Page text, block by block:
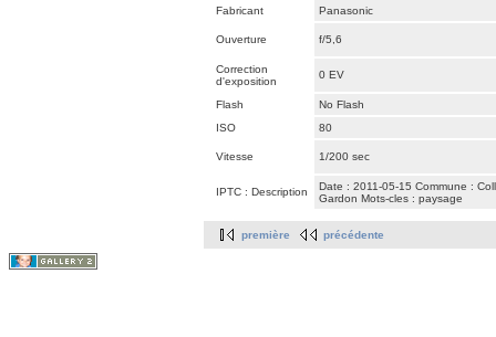
Fabricant
Panasonic
Ouverture f/5,6
Correction
d'exposition
0 EV
Flash
No Flash
ISO
80
Vitesse 1/200 sec
IPTC : Description
Date : 2011-05-15 Commune :
Gardon Mots-cles : paysage
première précédente